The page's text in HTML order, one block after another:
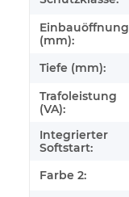
Einbauöffnung
(mm):
Tiefe (mm):
Trafoleistung
(VA):
Integrierter
Softstart:
Farbe 2: